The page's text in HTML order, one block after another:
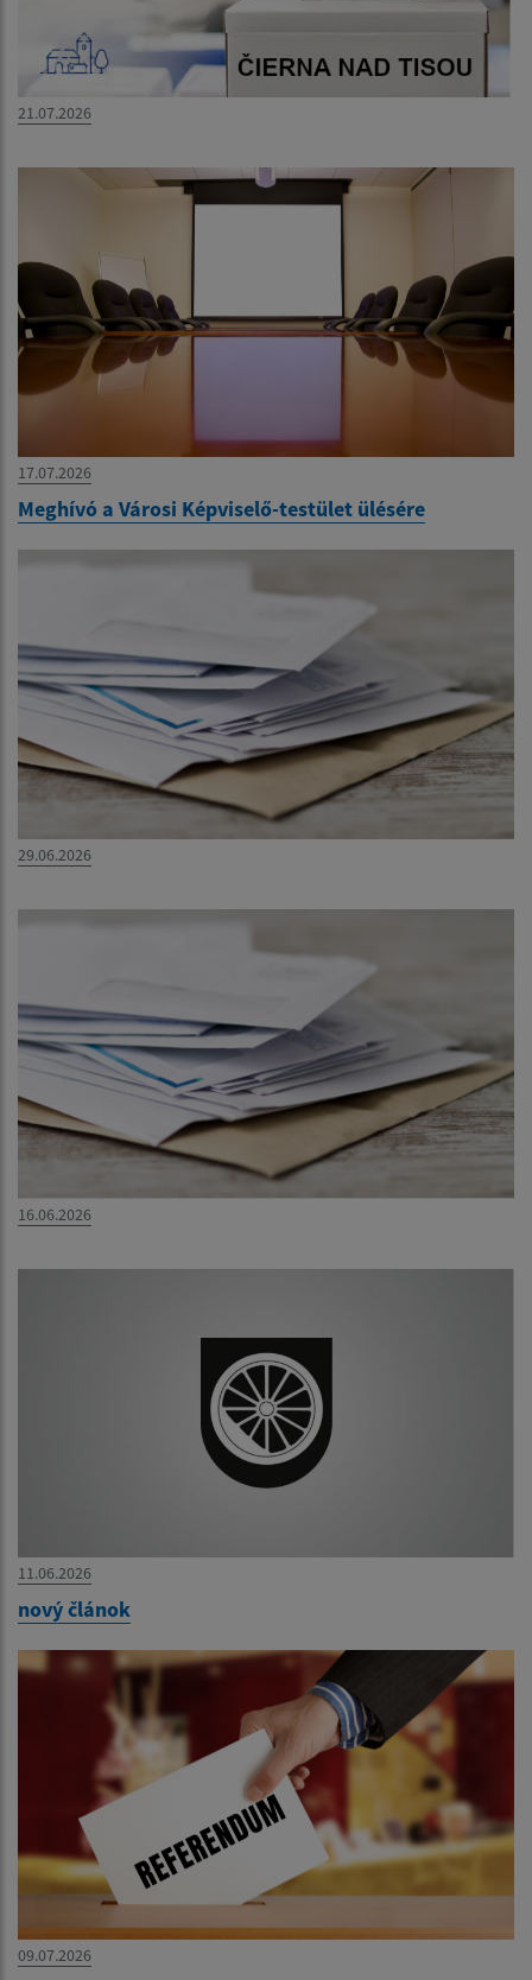
21.07.2026
17.07.2026
Meghívó a Városi Képviselő-testület ülésére
29.06.2026
16.06.2026
11.06.2026
nový článok
09.07.2026